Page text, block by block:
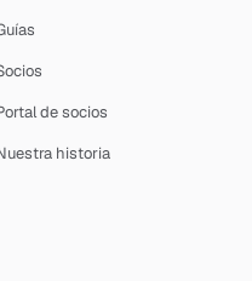
de socios
historia